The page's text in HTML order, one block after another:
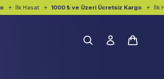
İlk Hasat 1000 ₺ ve Üzeri Ücretsiz Kargo İlk